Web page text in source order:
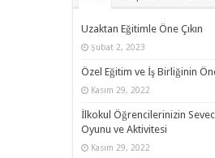
Uzaktan Eğitimle Öne Çıkın
Şubat 2, 2023
Özel Eğitim ve İş Birliğinin
Kasım 29, 2022
İlkokul Öğrencilerinizin
Oyunu ve Aktivitesi
Kasım 29, 2022